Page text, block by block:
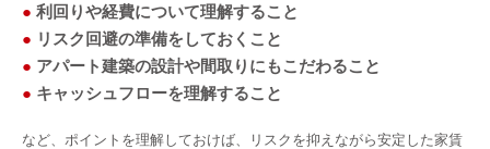
● 利回りや経費について理解すること
● リスク回避の準備をしておくこと
● アパート建築の設計や間取りにもこだわること
● キャッシュフローを理解すること
など、ポイントを理解しておけば、リスクを抑えながら安定した家賃